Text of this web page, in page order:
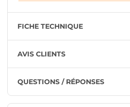
FICHE TECHNIQUE
AVIS CLIENTS
QUESTIONS / RÉPONSES